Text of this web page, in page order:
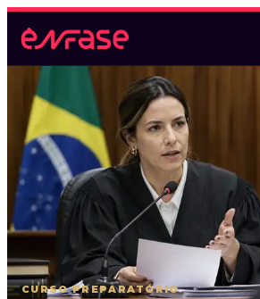
Magistratura Federal
Magistratura Federal e MPF
Magistratura Federal e Estadual
CURSO PREPARATÓRIO